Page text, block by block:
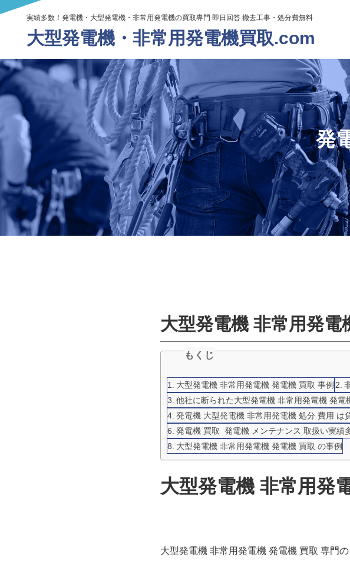
実績多数！発電機・大型発電機・非常用発電機の買取専門 即日回答 撤去工事・処分費無料
大型発電機・ 非常用発電機買取.com
発
大型発電機 非常用発電
もくじ
大型発電機 非常用発電機 発電機 買取 事例
他社に断られた大型発電機 非常用発電機 発
発電機 大型発電機 非常用発電機 処分 費用 は
発電機 買取 発電機 メンテナンス 取扱い実績
大型発電機 非常用発電機 発電機 買取 の事例
大型発電機 非常用発
大型発電機 非常用発電機 発電機 買取 専門